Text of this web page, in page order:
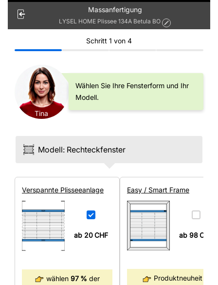
Massanfertigung
LYSEL HOME Plissee 134A Betula BO
Schritt 1 von 4
Tina
Wählen Sie Ihre Fensterform und Ihr
Modell.
Modell: Rechteck­fenster
Ver­spannte Plissee­anlage
ab 20CHF
wählen 97 % der
Easy / Smart Frame
ab 98CHF
Produktneuheit